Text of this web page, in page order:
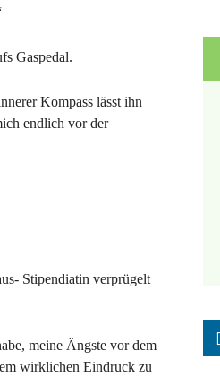
Gaspedal.
Kompass lässt ihn
endlich vor der
Stipendiatin verprügelt
meine Ängste vor dem
wirklichen Eindruck zu